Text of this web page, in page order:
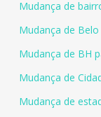
Mudança de
Mudança de
Mudança de BH
Mudança de
Mudança de